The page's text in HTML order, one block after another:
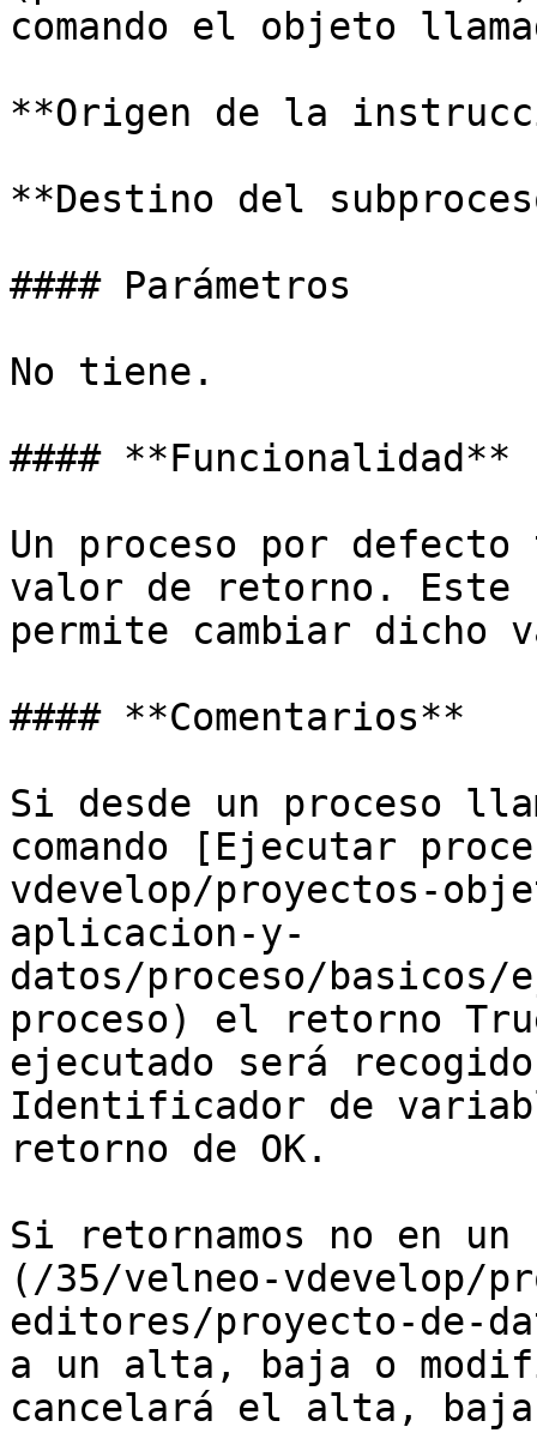
comando el objeto
**Origen de la
**Destino del
#### Parámetros
No tiene.
#### **Funcionalidad**
Un proceso por
valor de retorno. Este
permite cambiar dicho
#### **Comentarios**
Si desde un proceso
comando [Ejecutar
vdevelop/proyectos-
aplicacion-y-
datos/proceso/basicos/
proceso) el retorno
ejecutado será
Identificador de
retorno de OK.
Si retornamos no en
(/35/velneo-vdevelop/
editores/proyecto-de-
a un alta, baja o
cancelará el alta,